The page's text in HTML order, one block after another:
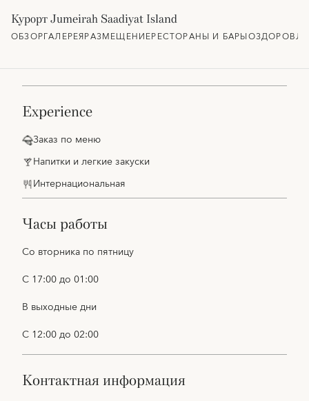
Курорт Jumeirah Saadiyat Island
ОБЗОРГАЛЕРЕЯРАЗМЕЩЕНИЕРЕСТОРАНЫ И БАРЫ
experience
Заказ по меню
Напитки и легкие закуски
Интернациональная
часы работы
Со вторника по пятницу
С 17:00 до 01:00
В выходные дни
С 12:00 до 02:00
контактная информация